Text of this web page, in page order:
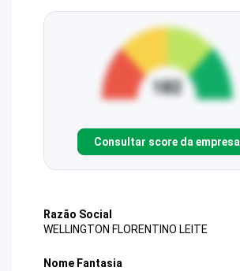
Consultar score da empresa
Razão Social
WELLINGTON FLORENTINO LEITE
Nome Fantasia